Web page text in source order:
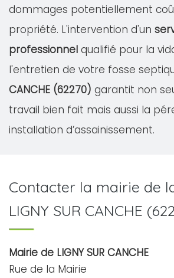
dommages potentiellement
propriété. L'intervention d'un
professionnel qualifié pour la
l'entretien de votre fosse
CANCHE (62270) garantit non
travail bien fait mais aussi la
installation d’assainissement.
Contacter la mairie de
LIGNY SUR CANCHE
Mairie de LIGNY SUR CANCHE
Rue de la Mairie